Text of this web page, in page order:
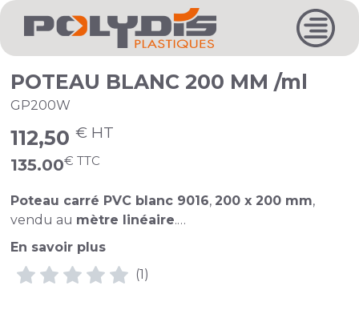
POTEAU BLANC 200 MM /ml
GP200W
112,50 € HT
135.00€ TTC
Poteau carré PVC blanc 9016, 200 x 200 mm,
vendu au mètre linéaire.
simplicité de pose
En savoir plus
(1)